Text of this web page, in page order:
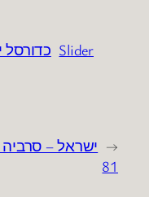
Slider כדורסל
←
81